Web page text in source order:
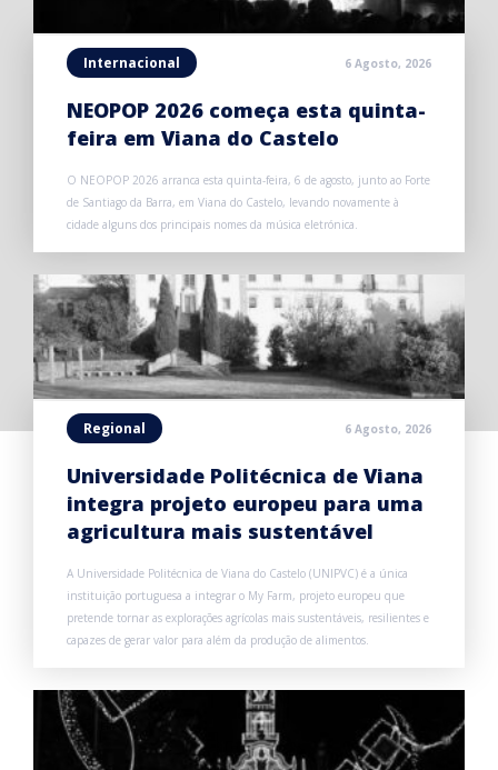
Internacional 6 Agosto, 2026
NEOPOP 2026 começa esta quinta-
feira em Viana do Castelo
O NEOPOP 2026 arranca esta quinta-feira, 6 de agosto, junto ao Forte
de Santiago da Barra, em Viana do Castelo, levando novamente à
cidade alguns dos principais nomes da música eletrónica.
Regional 6 Agosto, 2026
Universidade Politécnica de Viana
integra projeto europeu para uma
agricultura mais sustentável
A Universidade Politécnica de Viana do Castelo (UNIPVC) é a única
instituição portuguesa a integrar o My Farm, projeto europeu que
pretende tornar as explorações agrícolas mais sustentáveis, resilientes e
capazes de gerar valor para além da produção de alimentos.